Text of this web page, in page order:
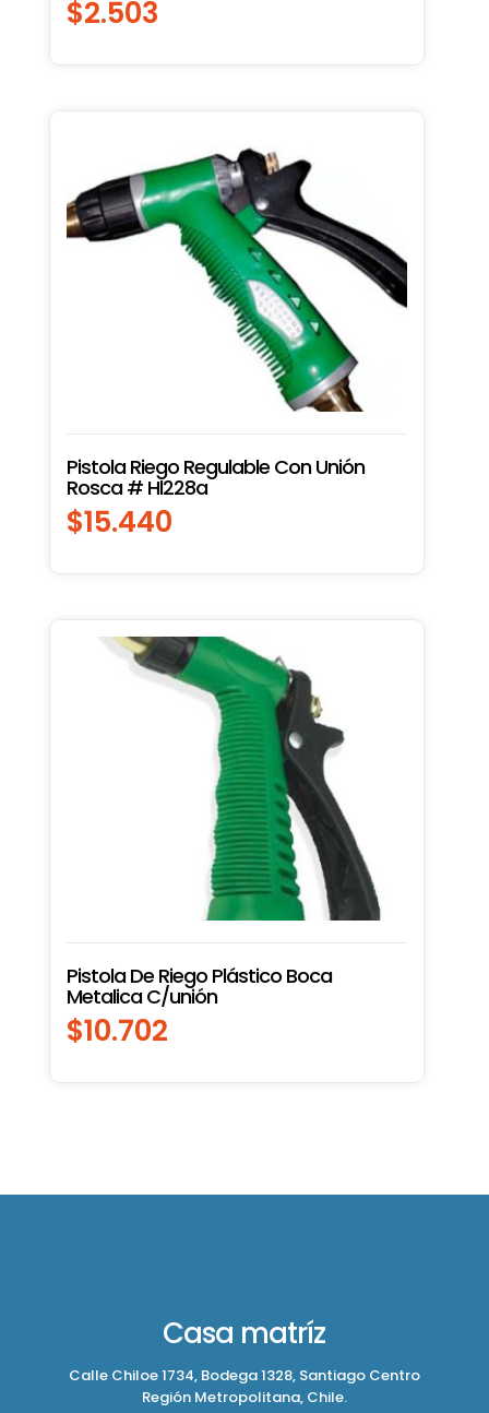
$2.503
Pistola Riego Regulable Con Unión
Rosca # Hl228a
$15.440
Pistola De Riego Plástico Boca
Metalica C/unión
$10.702
Casa matríz
Calle Chiloe 1734, Bodega 1328, Santiago Centro
Región Metropolitana, Chile.